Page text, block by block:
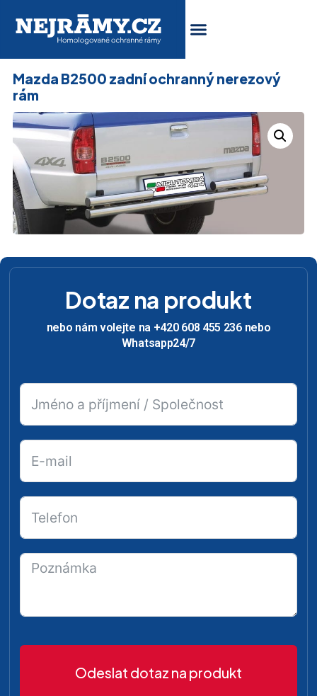
Mazda B2500 zadní ochranný nerezový
rám
Dotaz na produkt
nebo nám volejte na +420 608 455 236 nebo
Whatsapp24/7
Odeslat dotaz na produkt